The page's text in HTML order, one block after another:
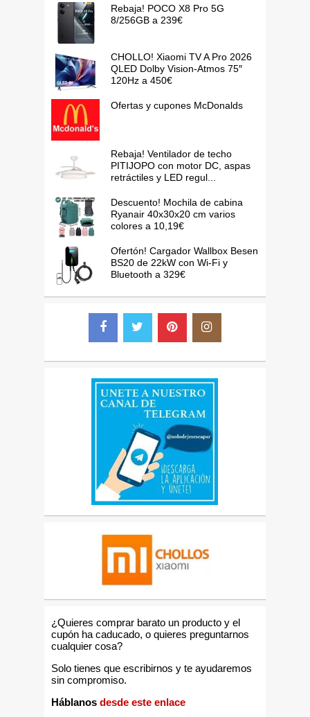
Rebaja! POCO X8 Pro 5G
8/256GB a 239€
CHOLLO! Xiaomi TV A Pro 2026
QLED Dolby Vision-Atmos 75″
120Hz a 450€
Ofertas y cupones McDonalds
Rebaja! Ventilador de techo
PITIJOPO con motor DC, aspas
retráctiles y LED regul...
Descuento! Mochila de cabina
Ryanair 40x30x20 cm varios
colores a 10,19€
Ofertón! Cargador Wallbox Besen
BS20 de 22kW con Wi-Fi y
Bluetooth a 329€
¿Quieres comprar barato un producto y el
cupón ha caducado, o quieres preguntarnos
cualquier cosa?
Solo tienes que escribirnos y te ayudaremos
sin compromiso.
Háblanos desde este enlace